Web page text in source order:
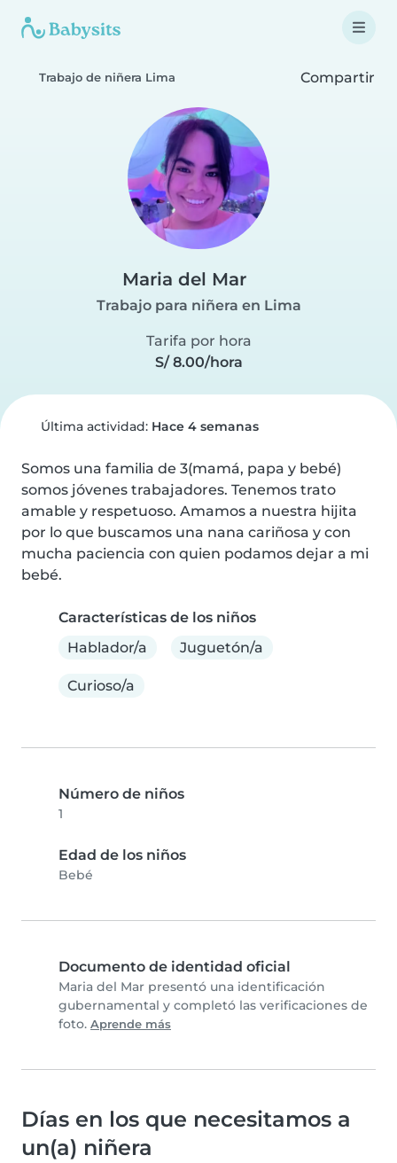
Trabajo de niñera Lima Compartir
Maria del Mar
Trabajo para niñera en Lima
Tarifa por hora
S/ 8.00/hora
Última actividad: Hace 4 semanas
Somos una familia de 3(mamá, papa y bebé)
somos jóvenes trabajadores. Tenemos trato
amable y respetuoso. Amamos a nuestra hijita
por lo que buscamos una nana cariñosa y con
mucha paciencia con quien podamos dejar a mi
bebé.
Características de los niños
Hablador/a
Juguetón/a
Curioso/a
Número de niños
1
Edad de los niños
Bebé
Documento de identidad oficial
Maria del Mar presentó una identificación
gubernamental y completó las verificaciones de
foto. Aprende más
Días en los que necesitamos a
un(a) niñera